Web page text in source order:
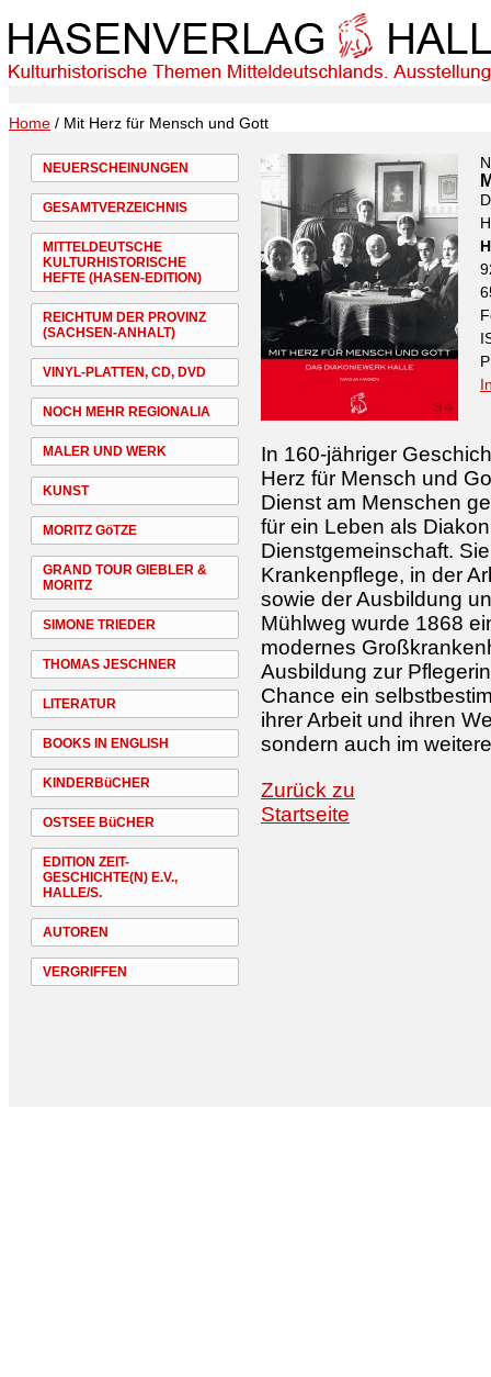
Home / Mit Herz für Mensch und Gott
NEUERSCHEINUNGEN
GESAMTVERZEICHNIS
MITTELDEUTSCHE
KULTURHISTORISCHE
HEFTE (HASEN-EDITION)
REICHTUM DER PROVINZ
(SACHSEN-ANHALT)
VINYL-PLATTEN, CD, DVD
NOCH MEHR REGIONALIA
MALER UND WERK
KUNST
MORITZ GöTZE
GRAND TOUR GIEBLER &
MORITZ
SIMONE TRIEDER
THOMAS JESCHNER
LITERATUR
BOOKS IN ENGLISH
KINDERBüCHER
OSTSEE BüCHER
EDITION ZEIT-
GESCHICHTE(N) E.V.,
HALLE/S.
AUTOREN
VERGRIFFEN
In 160-jähriger
Herz für Mensch und
Dienst am Menschen
für ein Leben als
Dienstgemeinschaft.
Krankenpflege, in der
sowie der Ausbildung
Mühlweg wurde 1868
modernes
Ausbildung zur
Chance ein
ihrer Arbeit und ihren
sondern auch im
Zurück zu
Startseite